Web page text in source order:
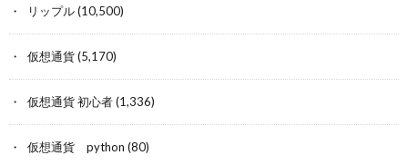
リップル(10,500)
仮想通貨(5,170)
仮想通貨 初心者(1,336)
仮想通貨 python (80)